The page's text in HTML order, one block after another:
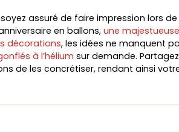
soyez assuré de faire impression lors
en ballons, une
décorations, les idées ne manquent
à l’hélium sur demande.
de les concrétiser, rendant ainsi